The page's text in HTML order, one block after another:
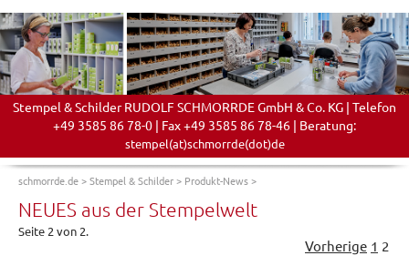
Stempel & Schilder RUDOLF SCHMORRDE GmbH & Co. KG | Telefon
+49 3585 86 78-0 | Fax +49 3585 86 78-46 | Beratung:
stempel(at)schmorrde(dot)de
schmorrde.de>Stempel & Schilder> Produkt-News>
NEUES aus der Stempelwelt
Seite 2 von 2.
Vorherige 1 2